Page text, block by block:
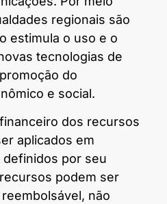
regionais são
estimula o uso e o
tecnologias de
do
e social.
dos recursos
aplicados em
definidos por seu
podem ser
não